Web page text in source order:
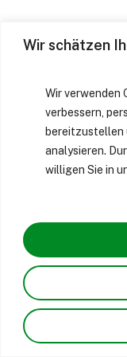
Wir schätzen
Wir verwenden
verbessern,
bereitzustellen
analysieren.
willigen Sie in